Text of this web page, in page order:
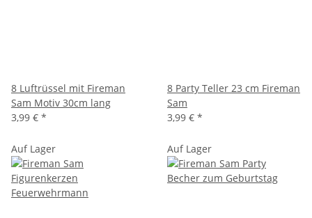
8 Luftrüssel mit Fireman
Sam Motiv 30cm lang
3,99 € *
8 Party Teller 23 cm Fireman
Sam
3,99 € *
Auf Lager Auf Lager